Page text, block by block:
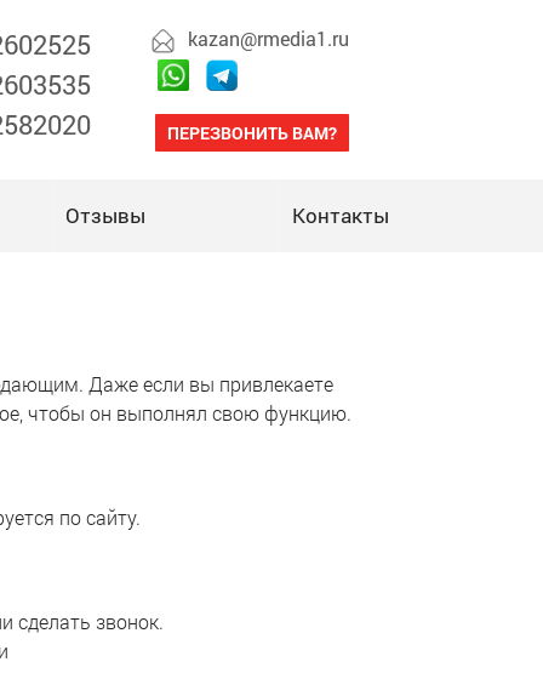
kazan@rmedia1.ru
ПЕРЕЗВОНИТЬ ВАМ?
Отзывы Контакты
Даже если вы привлекаете
чтобы он выполнял свою функцию.
по сайту.
сделать звонок.